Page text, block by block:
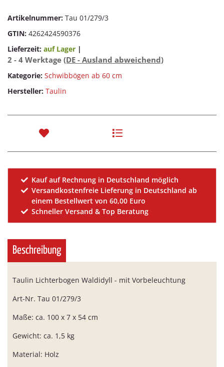
Artikelnummer: Tau 01/279/3
GTIN: 4262424590376
Lieferzeit: auf Lager |
2 - 4 Werktage (DE - Ausland abweichend)
Kategorie: Schwibbögen ab 60 cm
Hersteller: Taulin
Kauf auf Rechnung in Deutschland möglich
Versandkostenfreie Lieferung in Deutschland ab
einem Bestellwert von 60,00 Euro
Schneller Versand & Top Beratung
Beschreibung
Taulin Lichterbogen Waldidyll - mit Vorbeleuchtung
Art-Nr. Tau 01/279/3
Maße: ca. 100 x 7 x 54 cm
Gewicht: ca. 1,5 kg
Material: Holz